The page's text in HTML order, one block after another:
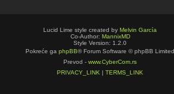
Lucid Lime style created by Melvin García
Co-Author: MannixMD
Style Version: 1.2.0
Pokreće ga phpBB® Forum Software © phpBB Limited
Prevod - www.CyberCom.rs
PRIVACY_LINK
TERMS_LINK